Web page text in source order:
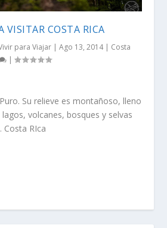
VISITAR COSTA RICA
para Viajar |Ago 13, 2014| Costa
|
Su relieve es montañoso, lleno
volcanes, bosques y selvas
Costa RIca